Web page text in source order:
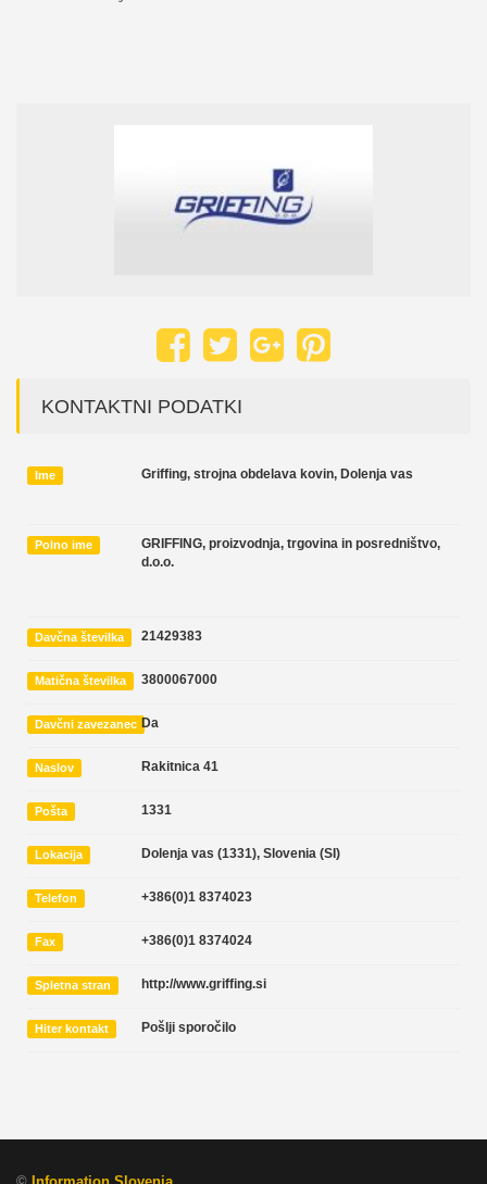
KONTAKTNI PODATKI
Ime Griffing, strojna obdelava kovin, Dolenja vas
Polno ime
GRIFFING, proizvodnja, trgovina in posredništvo,
d.o.o.
Davčna številka 21429383
Matična številka 3800067000
Davčni zavezanec Da
Naslov Rakitnica 41
Pošta 1331
Lokacija Dolenja vas (1331), Slovenia (SI)
Telefon +386(0)1 8374023
Fax +386(0)1 8374024
Spletna stran http://www.griffing.si
Hiter kontakt Pošlji sporočilo